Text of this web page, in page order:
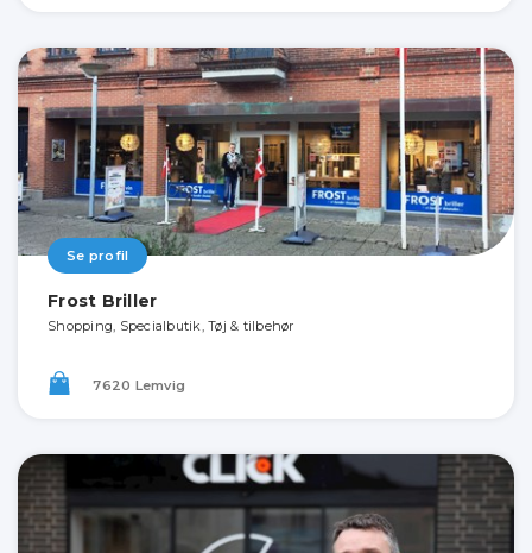
Se profil
Frost Briller
Shopping, Specialbutik, Tøj & tilbehør
7620 Lemvig